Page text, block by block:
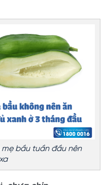
bầu tuần đầu nên